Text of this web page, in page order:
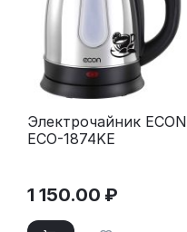
Электрочайник ECON
ECO-1874KE
1 150.00 ₽